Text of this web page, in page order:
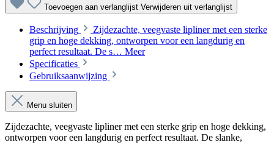
Toevoegen aan verlanglijst Verwijderen uit verlanglijst
Beschrijving
Zijdezachte, veegvaste lipliner met een sterke
grip en hoge dekking, ontworpen voor een langdurig en
perfect resultaat. De s… Meer
Specificaties
Gebruiksaanwijzing
Menu sluiten
Zijdezachte, veegvaste lipliner met een sterke grip en hoge dekking,
ontworpen voor een langdurig en perfect resultaat. De slanke,